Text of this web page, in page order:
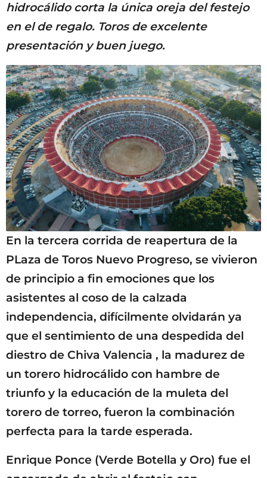
hidrocálido corta la única oreja del festejo
en el de regalo. Toros de excelente
presentación y buen juego.
En la tercera corrida de reapertura de la
PLaza de Toros Nuevo Progreso, se vivieron
de principio a fin emociones que los
asistentes al coso de la calzada
independencia, difícilmente olvidarán ya
que el sentimiento de una despedida del
diestro de Chiva Valencia , la madurez de
un torero hidrocálido con hambre de
triunfo y la educación de la muleta del
torero de torreo, fueron la combinación
perfecta para la tarde esperada.
Enrique Ponce (Verde Botella y Oro) fue el